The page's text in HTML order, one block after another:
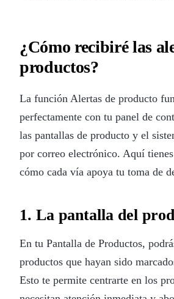
¿Cómo recibiré las
productos?
La función Alertas de producto
perfectamente con tu panel de
las pantallas de producto y el
por correo electrónico. Aquí
cómo cada vía apoya tu toma de
1. La pantalla del
En tu Pantalla de Productos,
productos que hayan sido
Esto te permite centrarte en los